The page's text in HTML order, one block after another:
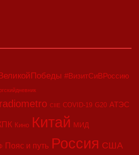
#ВизитСиВРоссию
CIIE COVID-19 G20 АТЭС
Кино Китай МИД
Пояс и путь Россия США